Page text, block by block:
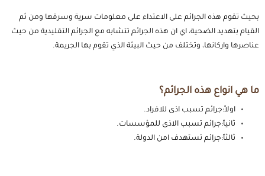
بحيث تقوم هذه الجرائم على الاعتداء على معلومات سرية وسرقها ومن ثم
القيام بتهديد الضحية، اي ان هذه الجرائم تتشابه مع الجرائم التقليدية من حيث
عناصرها واركانها، وتختلف من حيث البيئة الذي تقوم بها الجريمة.
ما هي انواع هذه الجرائم؟
اولاً:جرائم تسبب اذى للافراد.
ثانياً:جرائم تسبب الاذى للمؤسسات.
ثالثاً:جرائم تستهدف امن الدولة.